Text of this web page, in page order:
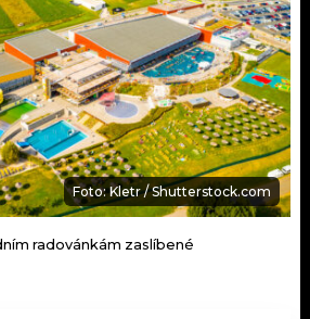
Foto: Kletr / Shutterstock.com
radovánkám zaslíbené